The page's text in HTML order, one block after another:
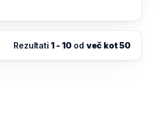
Rezultati1 - 10 od več kot 50